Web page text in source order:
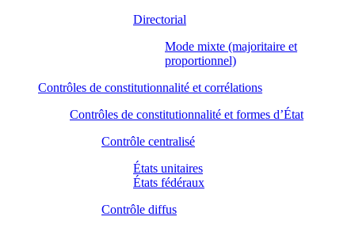
Directorial
Mode mixte (majoritaire et
proportionnel)
Contrôles de constitutionnalité et corrélations
Contrôles de constitutionnalité et formes d’État
Contrôle centralisé
États unitaires
États fédéraux
Contrôle diffus